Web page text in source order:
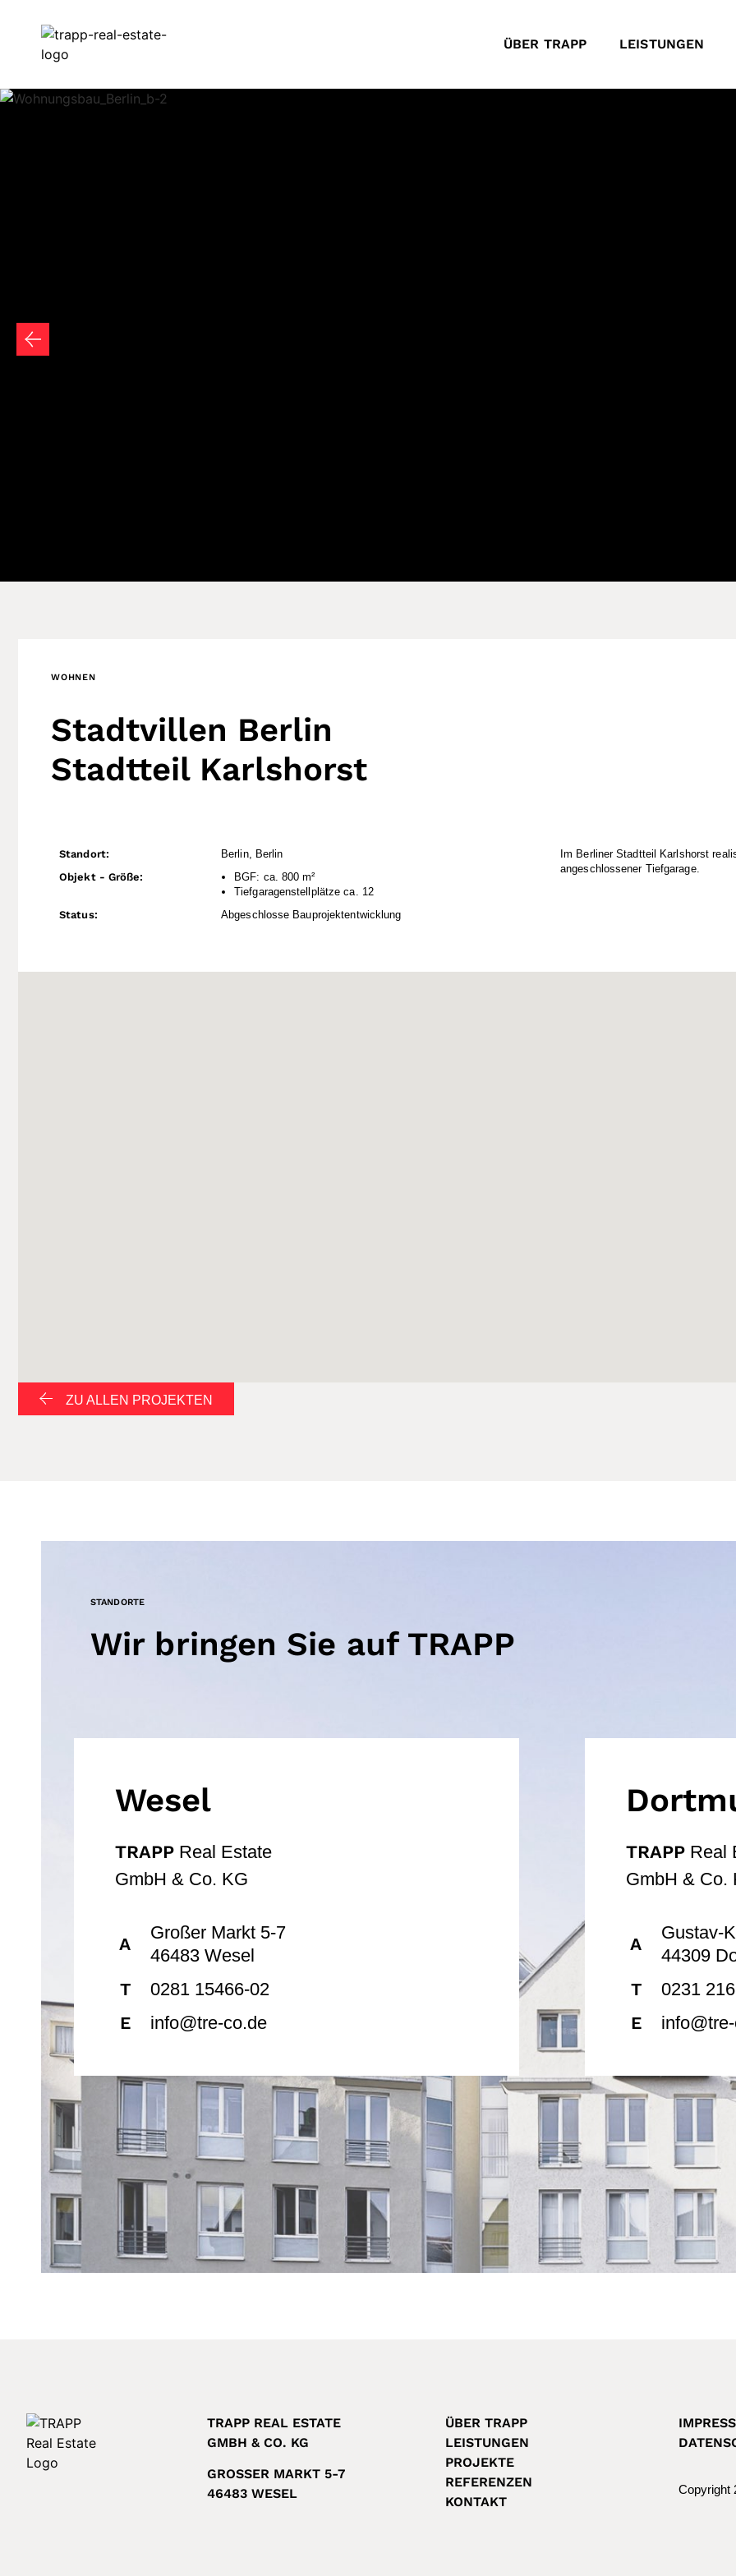
ÜBER TRAPP LEISTUNGEN
WOHNEN
Stadtvillen Berlin
Stadtteil Karlshorst
Standort:
Berlin, Berlin
Objekt - Größe:
BGF: ca. 800 m²
Tiefgaragenstellplätze ca. 12
Status:
Abgeschlosse Bauprojektentwicklung
Im Berliner Stadtteil Karlshorst
angeschlossener Tiefgarage.
ZU ALLEN PROJEKTEN
STANDORTE
Wir bringen Sie auf TRAPP
Wesel
TRAPP Real Estate
GmbH & Co. KG
A
Großer Markt 5-7
46483 Wesel
T 0281 15466-02
E info@tre-co.de
TRAPP Real
GmbH & Co.
A
Gustav-
44309
T 0231
E
TRAPP REAL ESTATE
GMBH & CO. KG
GROSSER MARKT 5-7
46483 WESEL
ÜBER TRAPP
LEISTUNGEN
PROJEKTE
REFERENZEN
KONTAKT
Copyright